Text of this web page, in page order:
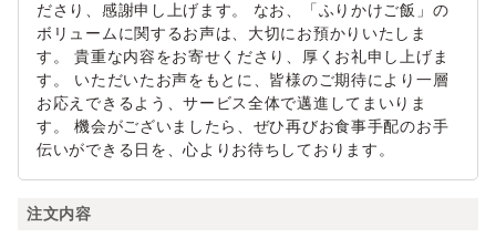
ださり、感謝申し上げます。 なお、「ふりかけご飯」の
ボリュームに関するお声は、大切にお預かりいたしま
す。 貴重な内容をお寄せくださり、厚くお礼申し上げま
す。 いただいたお声をもとに、皆様のご期待により一層
お応えできるよう、サービス全体で邁進してまいりま
す。 機会がございましたら、ぜひ再びお食事手配のお手
伝いができる日を、心よりお待ちしております。
注文内容